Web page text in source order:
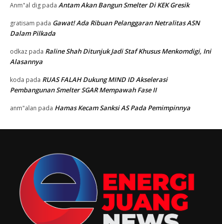
Anm"al dig pada Antam Akan Bangun Smelter Di KEK Gresik
gratisam pada Gawat! Ada Ribuan Pelanggaran Netralitas ASN
Dalam Pilkada
odkaz pada Raline Shah Ditunjuk Jadi Staf Khusus Menkomdigi, Ini
Alasannya
koda pada RUAS FALAH Dukung MIND ID Akselerasi
Pembangunan Smelter SGAR Mempawah Fase II
anm"alan pada Hamas Kecam Sanksi AS Pada Pemimpinnya